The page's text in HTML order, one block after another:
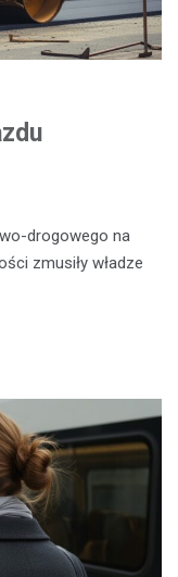
drogowego na
zmusiły władze